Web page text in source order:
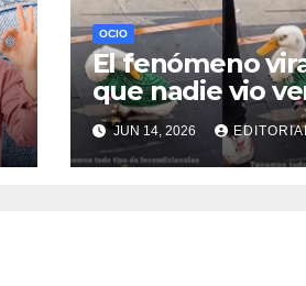
OCIO
El fenómeno
que nadie vio
en el Mundial
JUN 14, 2026